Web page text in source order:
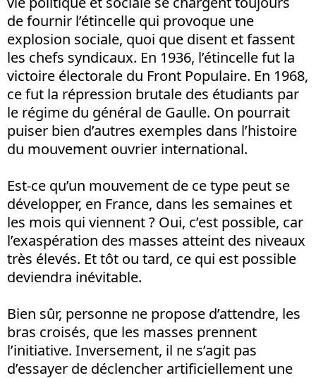
de fournir l’étincelle qui provoque une
explosion sociale, quoi que disent et fassent
les chefs syndicaux. En 1936, l’étincelle fut la
victoire électorale du Front Populaire. En 1968,
ce fut la répression brutale des étudiants par
le régime du général de Gaulle. On pourrait
puiser bien d’autres exemples dans l’histoire
du mouvement ouvrier international.
Est-ce qu’un mouvement de ce type peut se
développer, en France, dans les semaines et
les mois qui viennent ? Oui, c’est possible, car
l’exaspération des masses atteint des niveaux
très élevés. Et tôt ou tard, ce qui est possible
deviendra inévitable.
Bien sûr, personne ne propose d’attendre, les
bras croisés, que les masses prennent
l’initiative. Inversement, il ne s’agit pas
d’essayer de déclencher artificiellement une